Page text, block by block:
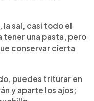
la sal, casi todo el
tener una pasta, pero
conservar cierta
puedes triturar en
y aparte los ajos;